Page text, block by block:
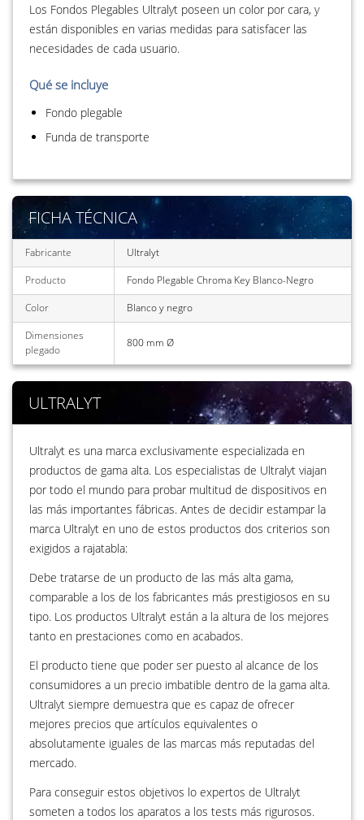
Los Fondos Plegables Ultralyt poseen un color por cara, y
están disponibles en varias medidas para satisfacer las
necesidades de cada usuario.
Qué se incluye
Fondo plegable
Funda de transporte
FICHA TÉCNICA
Fabricante
Ultralyt
Producto
Fondo Plegable Chroma Key Blanco-Negro
Color
Blanco y negro
Dimensiones
plegado
800 mm Ø
ULTRALYT
Ultralyt es una marca exclusivamente especializada en
productos de gama alta. Los especialistas de Ultralyt viajan
por todo el mundo para probar multitud de dispositivos en
las más importantes fábricas. Antes de decidir estampar la
marca Ultralyt en uno de estos productos dos criterios son
exigidos a rajatabla:
Debe tratarse de un producto de las más alta gama,
comparable a los de los fabricantes más prestigiosos en su
tipo. Los productos Ultralyt están a la altura de los mejores
tanto en prestaciones como en acabados.
El producto tiene que poder ser puesto al alcance de los
consumidores a un precio imbatible dentro de la gama alta.
Ultralyt siempre demuestra que es capaz de ofrecer
mejores precios que artículos equivalentes o
absolutamente iguales de las marcas más reputadas del
mercado.
Para conseguir estos objetivos lo expertos de Ultralyt
someten a todos los aparatos a los tests más rigurosos.